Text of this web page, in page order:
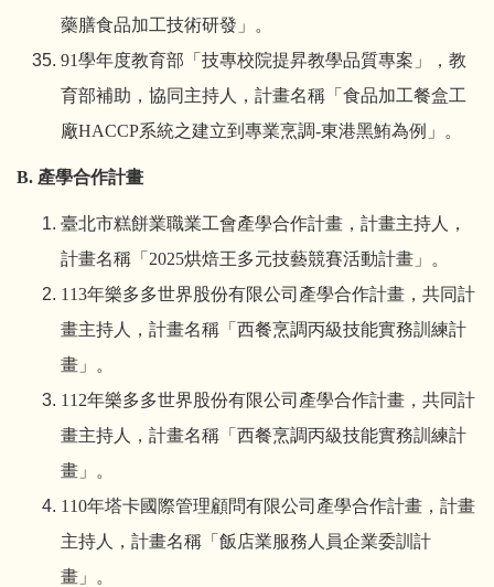
藥膳食品加工技術研發」。
91學年度教育部「技專校院提昇教學品質專案」，教
育部補助，協同主持人，計畫名稱「食品加工餐盒工
廠HACCP系統之建立到專業烹調-東港黑鮪為例」。
B. 產學合作計畫
臺北市糕餅業職業工會產學合作計畫，計畫主持人，
計畫名稱「 2025烘焙王多元技藝競賽活動計畫」。
113年樂多多世界股份有限公司產學合作計畫，共同計
畫主持人，計畫名稱「西餐烹調丙級技能實務訓練計
畫」。
112年樂多多世界股份有限公司產學合作計畫，共同計
畫主持人，計畫名稱「西餐烹調丙級技能實務訓練計
畫」。
110年塔卡國際管理顧問有限公司產學合作計畫，計畫
主持人，計畫名稱「飯店業服務人員企業委訓計
畫」。